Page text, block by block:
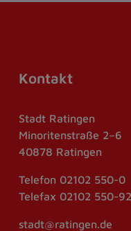
Kontakt
Stadt Ratingen
Minoritenstraße 2–6
40878 Ratingen
Telefon 02102 550-0
Telefax 02102 550-
stadt@ratingen.de